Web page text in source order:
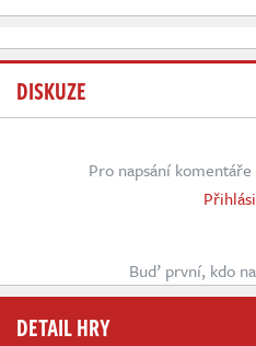
DISKUZE
Pro napsání
Buď první, kdo
DETAIL HRY